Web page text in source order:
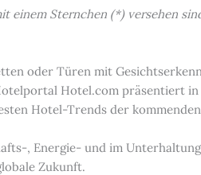
einem Sternchen (*) versehen
oder Türen mit
Hotel.com präsentiert
Hotel-Trends der
, Energie- und im
Zukunft.